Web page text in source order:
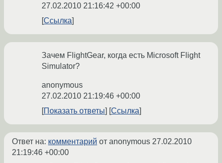
27.02.2010 21:16:42 +00:00
Ссылка
Зачем FlightGear, когда есть Microsoft Flight
Simulator?
anonymous
27.02.2010 21:19:46 +00:00
Показать ответы
Ссылка
Ответ на: комментарий от anonymous 27.02.2010
21:19:46 +00:00